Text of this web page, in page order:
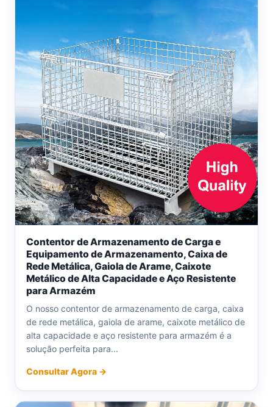
Contentor de Armazenamento de Carga e
Equipamento de Armazenamento, Caixa de
Rede Metálica, Gaiola de Arame, Caixote
Metálico de Alta Capacidade e Aço Resistente
para Armazém
O nosso contentor de armazenamento de carga, caixa
de rede metálica, gaiola de arame, caixote metálico de
alta capacidade e aço resistente para armazém é a
solução perfeita para...
Consultar Agora →